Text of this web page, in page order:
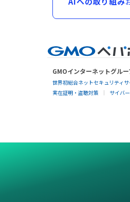
GMOインターネットグル
世界初総合ネットセキュリティ
実在証明・盗聴対策
サイバ